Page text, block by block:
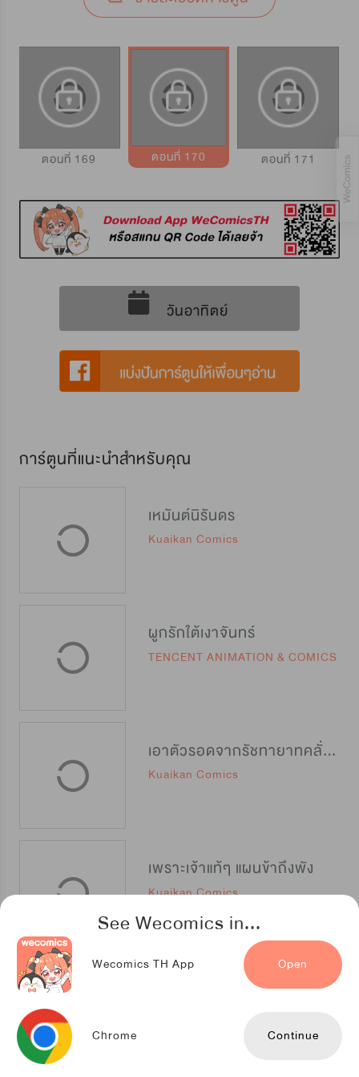
See Wecomics in...
Wecomics TH App Open
Chrome Continue
ตอนที่ 169 ตอนที่ 170 ตอนที่ 171
วันอาทิตย์
การ์ตูนที่แนะนำสำหรับคุณ
เหมันต์นิรันดร
Kuaikan Comics
ผูกรักใต้เงาจันทร์
TENCENT ANIMATION & COMICS
เอาตัวรอดจากรัชทายาทคลั่งรัก
Kuaikan Comics
เพราะเจ้าแท้ๆ แผนข้าถึงพัง
Kuaikan Comics
หวนชีวิต เกิดเป็นเซียน